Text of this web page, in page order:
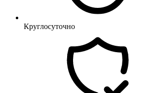
Круглосуточно